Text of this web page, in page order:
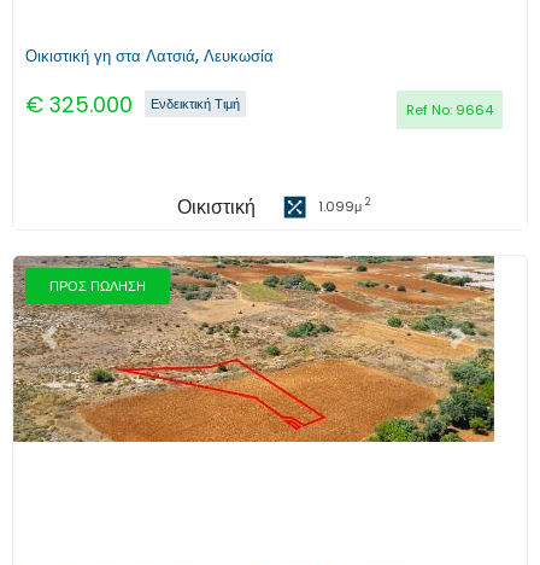
Οικιστική γη στα Λατσιά, Λευκωσία
€ 325.000 Ref No: 9664
Ενδεικτική Τιμή
Οικιστική 1.099μ 2
ΠΡΟΣ ΠΩΛΗΣΗ
Προηγούμενο Επόμενο